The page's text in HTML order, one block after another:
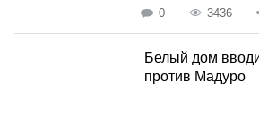
0 3436
Белый дом
против Мадуро